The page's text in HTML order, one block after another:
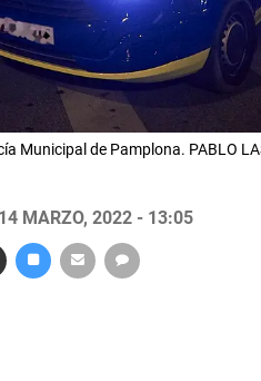
Municipal de Pamplona. PABLO
MARZO, 2022 - 13:05